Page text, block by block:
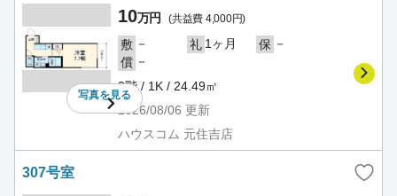
写真を見る
10万円 (共益費 4,000円)
敷 － 礼 1ヶ月 保 －
償 －
2階 / 1K / 24.49㎡
2026/08/06 更新
ハウスコム 元住吉店
307号室